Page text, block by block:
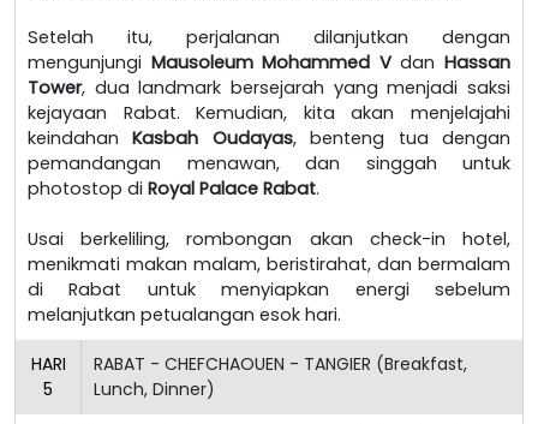
Setelah itu, perjalanan dilanjutkan dengan
mengunjungi Mausoleum Mohammed VdanHassan
Tower, dua landmark bersejarah yang menjadi saksi
kejayaan Rabat. Kemudian, kita akan menjelajahi
keindahanKasbah Oudayas, benteng tua dengan
pemandangan menawan, dan singgah untuk
photostop di Royal Palace Rabat.
Usai berkeliling, rombongan akan check-in hotel,
menikmati makan malam, beristirahat, dan bermalam
di Rabat untuk menyiapkan energi sebelum
melanjutkan petualangan esok hari.
HARI
5
RABAT - CHEFCHAOUEN - TANGIER (Breakfast,
Lunch, Dinner)